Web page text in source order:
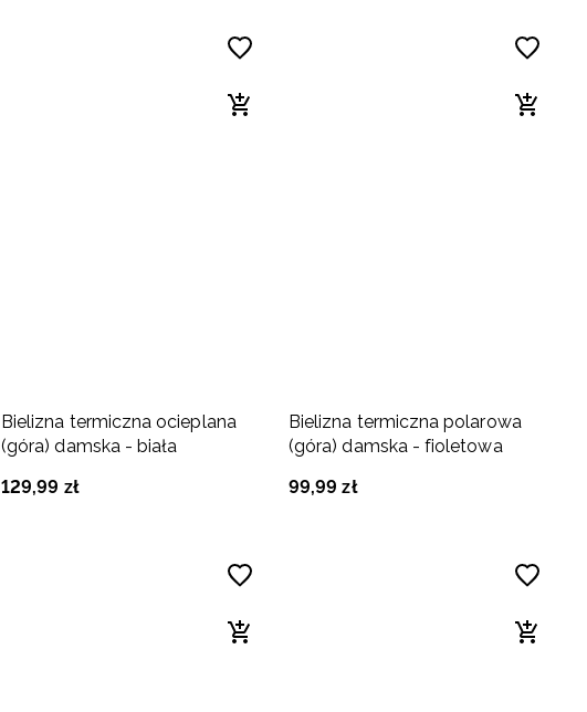
Bielizna termiczna ocieplana
(góra) damska - biała
129,99 zł
Bielizna termiczna polarowa
(góra) damska - fioletowa
99,99 zł